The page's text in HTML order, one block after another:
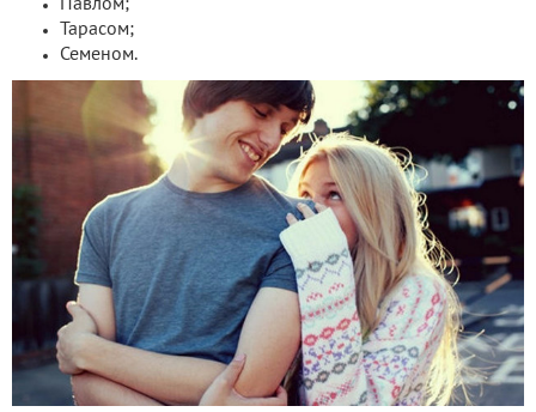
Павлом;
Тарасом;
Семеном.